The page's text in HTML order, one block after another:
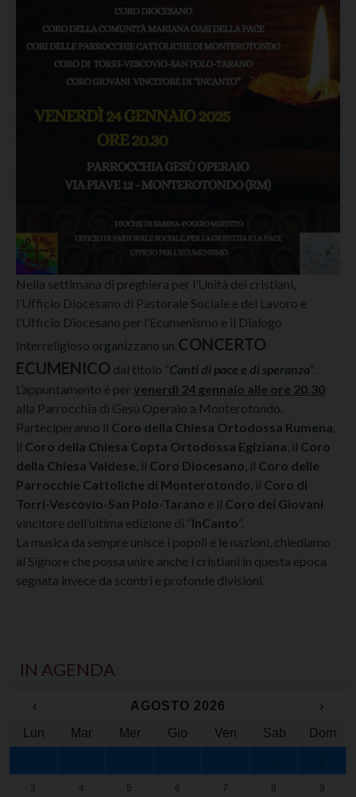
Nella settimana di preghiera per l’Unità dei cristiani,
l’Ufficio Diocesano di Pastorale Sociale e del Lavoro e
l’Ufficio Diocesano per l’Ecumenismo e il Dialogo
Interreligioso organizzano un CONCERTO
ECUMENICO dal titolo “Canti di pace e di speranza“.
L’appuntamento è per venerdì 24 gennaio alle ore 20.30
alla Parrocchia di Gesù Operaio a Monterotondo.
Parteciperanno il Coro della Chiesa Ortodossa Rumena
il Coro della Chiesa Copta Ortodossa Egiziana , il Coro
della Chiesa Valdese , il Coro Diocesano , il Coro delle
Parrocchie Cattoliche di Monterotondo , il Coro di
Torri-Vescovio-San Polo-Tarano e il Coro dei Giovani
vincitore dell’ultima edizione di “InCanto“.
La musica da sempre unisce i popoli e le nazioni, chiediamo
al Signore che possa unire anche i cristiani in questa epoca
segnata invece da scontri e profonde divisioni.
IN AGENDA
‹ AGOSTO 2026
›
Lun
Mar Mer Gio Ven Sab Dom
1
2
3
4 5 6 7 8 9